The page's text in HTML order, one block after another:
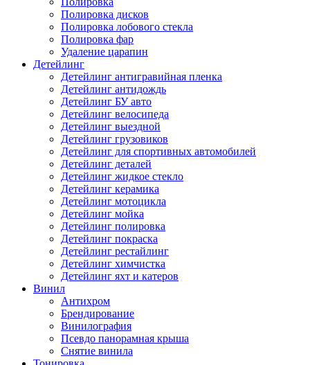
Полировка дисков
Полировка лобового стекла
Полировка фар
Удаление царапин
Детейлинг
Детейлинг антигравийная пленка
Детейлинг антидождь
Детейлинг БУ авто
Детейлинг велосипеда
Детейлинг выездной
Детейлинг грузовиков
Детейлинг для спортивных автомобилей
Детейлинг деталей
Детейлинг жидкое стекло
Детейлинг керамика
Детейлинг мотоцикла
Детейлинг мойка
Детейлинг полировка
Детейлинг покраска
Детейлинг рестайлинг
Детейлинг химчистка
Детейлинг яхт и катеров
Винил
Антихром
Брендирование
Винилография
Псевдо панорамная крыша
Снятие винила